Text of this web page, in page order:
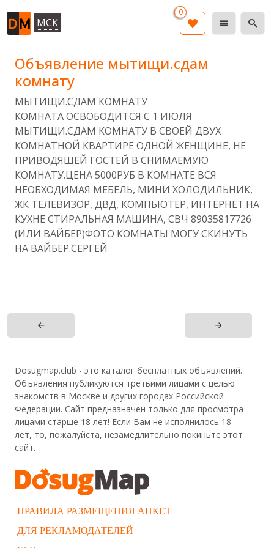
МСК
0
Объявление мытищи.сдам
комнату
МЫТИЩИ.СДАМ КОМНАТУ
КОМНАТА ОСВОБОДИТСЯ С 1 ИЮЛЯ
МЫТИЩИ.СДАМ КОМНАТУ В СВОЕЙ ДВУХ
КОМНАТНОЙ КВАРТИРЕ ОДНОЙ ЖЕНЩИНЕ, НЕ
ПРИВОДЯЩЕЙ ГОСТЕЙ В СНИМАЕМУЮ
КОМНАТУ.ЦЕНА 5000РУБ В КОМНАТЕ ВСЯ
НЕОБХОДИМАЯ МЕБЕЛЬ, МИНИ ХОЛОДИЛЬНИК,
ЖК ТЕЛЕВИЗОР, ДВД, КОМПЬЮТЕР, ИНТЕРНЕТ.НА
КУХНЕ СТИРАЛЬНАЯ МАШИНА, СВЧ 89035817726
(ИЛИ ВАЙБЕР)ФОТО КОМНАТЫ МОГУ СКИНУТЬ
НА ВАЙБЕР.СЕРГЕЙ
Dosugmap.club - это каталог бесплатных объявлений.
Объявления публикуются третьими лицами с целью
знакомств в Москве и других городах Российской
Федерации. Сайт предназначен только для просмотра
лицами старше 18 лет! Если Вам не исполнилось 18
лет, то, пожалуйста, незамедлительно покиньте этот
сайт.
ПРАВИЛА РАЗМЕЩЕНИЯ АНКЕТ
ДЛЯ РЕКЛАМОДАТЕЛЕЙ